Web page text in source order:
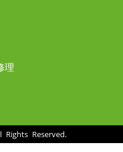
理
Rights Reserved.